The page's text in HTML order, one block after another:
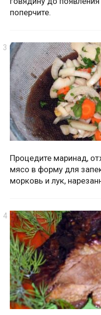
поперчите.
Процедите маринад,
мясо в форму для
морковь и лук,